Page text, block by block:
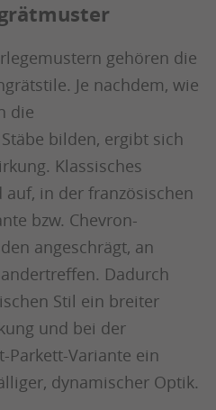
gehören die
Je nachdem, wie
die
bilden, ergibt sich
Klassisches
auf, in der französischen
bzw. Chevron-
angeschrägt, an
Dadurch
Stil ein breiter
und bei der
Parkett-Variante ein
dynamischer Optik.